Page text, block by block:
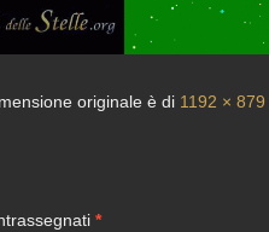
originale è di 1192 × 879
*